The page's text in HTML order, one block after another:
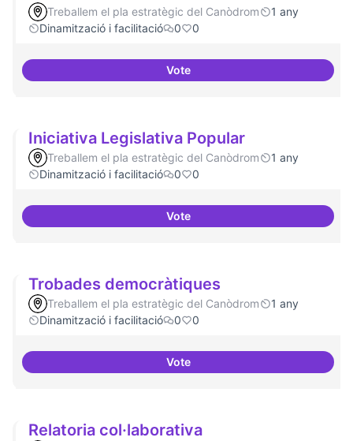
Treballem el pla estratègic del Canòdrom
1 any
Dinamització i facilitació
0 0
VoteSuport a projectes digitals i
Iniciativa Legislativa Popular
Treballem el pla estratègic del Canòdrom
1 any
Dinamització i facilitació
0 0
VoteIniciativa Legislativa Popular
Trobades democràtiques
Treballem el pla estratègic del Canòdrom
1 any
Dinamització i facilitació
0 0
VoteTrobades democràtiques
Relatoria col·laborativa